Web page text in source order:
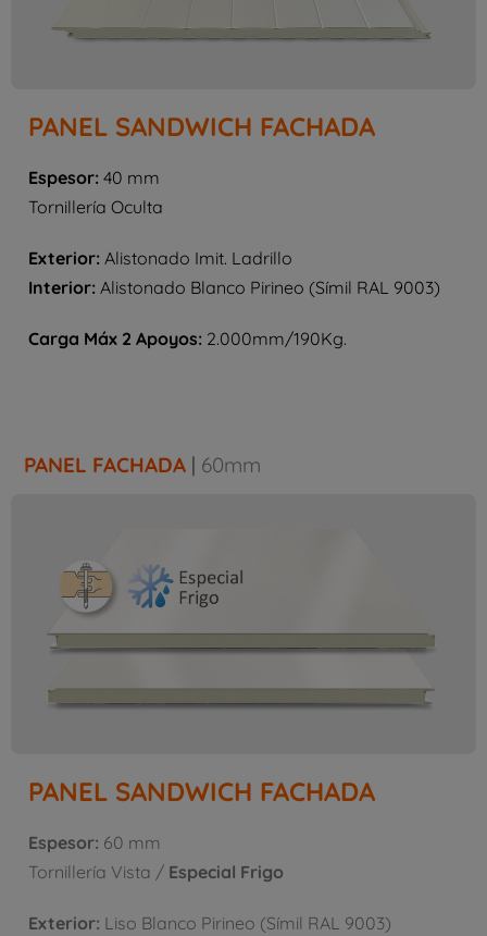
PANEL SANDWICH FACHADA
Espesor: 40 mm
Tornillería Oculta
Exterior: Alistonado Imit. Ladrillo
Interior: Alistonado Blanco Pirineo (Símil RAL 9003)
Carga Máx 2 Apoyos: 2.000mm/190Kg.
PANEL FACHADA | 60mm
PANEL SANDWICH FACHADA
Espesor: 60 mm
Tornillería Vista / Especial Frigo
Exterior: Liso Blanco Pirineo (Símil RAL 9003)